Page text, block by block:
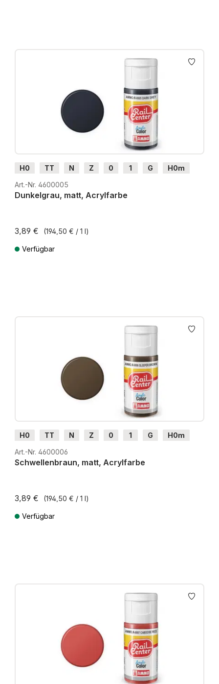
H0 TT N Z 0 1 G
H0m
H0e
Art.-Nr. 4600005
Dunkelgrau, matt, Acrylfarbe
3,89 € (194,50 € / 1 l)
Verfügbar
H0 TT N Z 0 1 G
H0m
H0e
Art.-Nr. 4600006
Schwellenbraun, matt, Acrylfarbe
3,89 € (194,50 € / 1 l)
Verfügbar